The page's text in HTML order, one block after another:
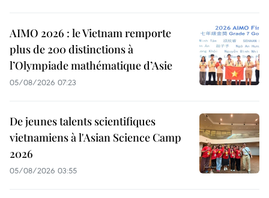
AIMO 2026 : le Vietnam remporte
plus de 200 distinctions à
l’Olympiade mathématique d’Asie
05/08/2026 07:23
De jeunes talents scientifiques
vietnamiens à l'Asian Science Camp
2026
05/08/2026 03:55